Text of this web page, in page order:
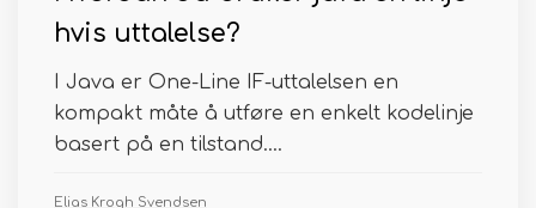
hvis uttalelse?
I Java er One-Line IF-uttalelsen en
kompakt måte å utføre en enkelt kodelinje
basert på en tilstand....
Elias Krogh Svendsen